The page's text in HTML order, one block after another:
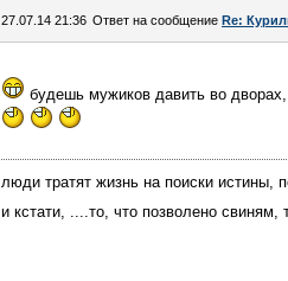
27.07.14 21:36 Ответ на сообщение Re:
будешь мужиков давить во
люди тратят жизнь на поиски истины,
и кстати, ....то, что позволено